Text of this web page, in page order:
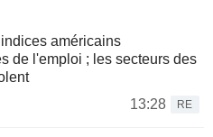
américains
de l'emploi ; les secteurs des
13:28
RE